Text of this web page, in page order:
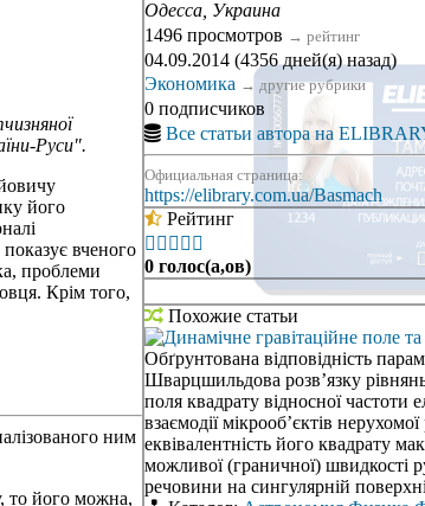
Руси".
його
вченого
проблеми
Крім того,
ним
то його можна,
Одесса, Украина
1496 просмотров → рейтинг
04.09.2014 (4356 дней(я) назад)
Экономика → другие рубрики
0 подписчиков
Все статьи автора на
Официальная страница:
https://elibrary.com.ua/Basmach
Рейтинг
    
0 голос(а,ов)
Похожие статьи
Динамічне гравітаційне поле
Обґрунтована відповідність
Шварцшильдова розв’язку
поля квадрату відносної частоти
взаємодії мікрооб’єктів
еквівалентність його квадрату
можливої (граничної) швидкості
речовини на сингулярній